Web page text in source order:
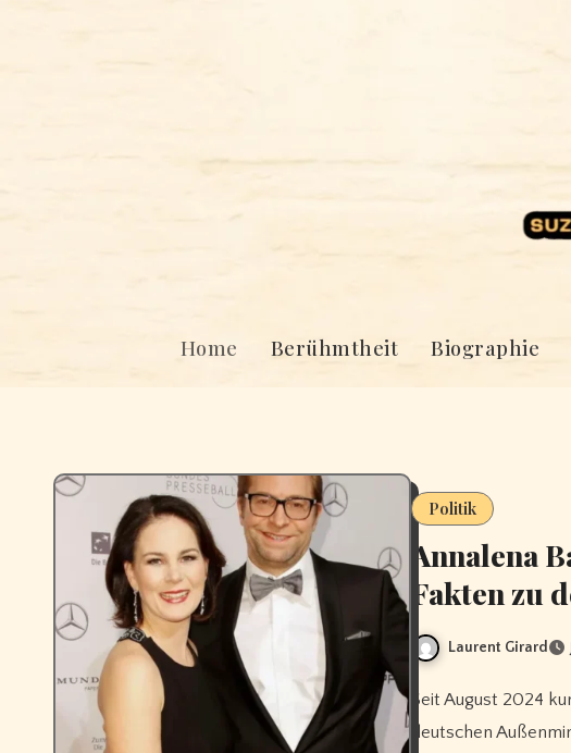
Home Berühmtheit Biographie
Politik
Annalena
Fakten zu
Laurent Girard
Seit August 2024 kursieren Spekulationen über das Privatleben der
deutschen